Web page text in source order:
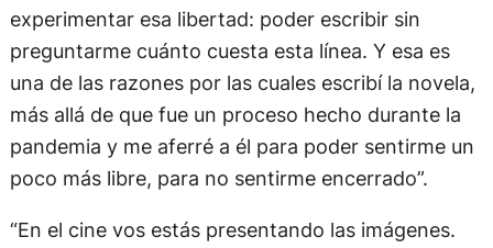
experimentar esa libertad: poder escribir sin
preguntarme cuánto cuesta esta línea. Y esa es
una de las razones por las cuales escribí la novela,
más allá de que fue un proceso hecho durante la
pandemia y me aferré a él para poder sentirme un
poco más libre, para no sentirme encerrado”.
“En el cine vos estás presentando las imágenes.